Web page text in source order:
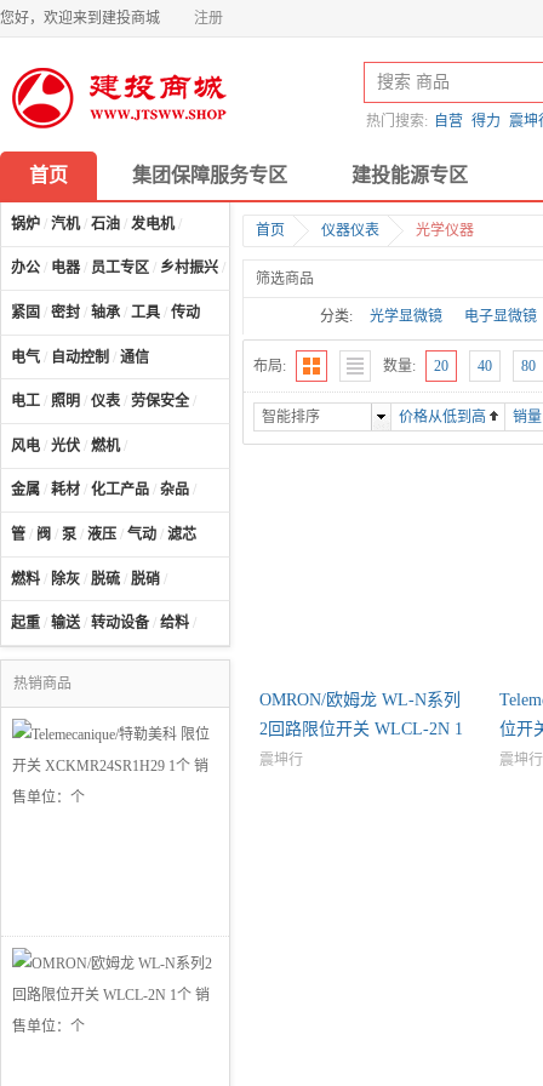
您好，欢迎来到建投商城 注册
热门搜索: 自营 得力 震坤
首页 集团保障服务专区 建投能源专区
锅炉 / 汽机/ 石油 / 发电机/
办公 / 电器 / 员工专区 / 乡村振兴 / 计算机及配件
紧固 / 密封 / 轴承 / 工具 / 传动
电气 / 自动控制 / 通信
电工 / 照明 / 仪表 / 劳保安全 /
风电 / 光伏 / 燃机/
金属 / 耗材 / 化工产品 / 杂品 /
管 / 阀 / 泵 / 液压 / 气动 / 滤芯
燃料 / 除灰 / 脱硫 / 脱硝 /
起重 / 输送/ 转动设备 / 给料 /
热销商品
首页 仪器仪表 光学仪器
筛选商品
分类: 光学显微镜 电子显微镜
摄谱仪 谱线测量仪器
布局: 数量: 20 40 80
智能排序 价格从低到高 销量
OMRON/欧姆龙 WL-N系列
2回路限位开关 WLCL-2N 1
个
震坤行
位开
震坤行